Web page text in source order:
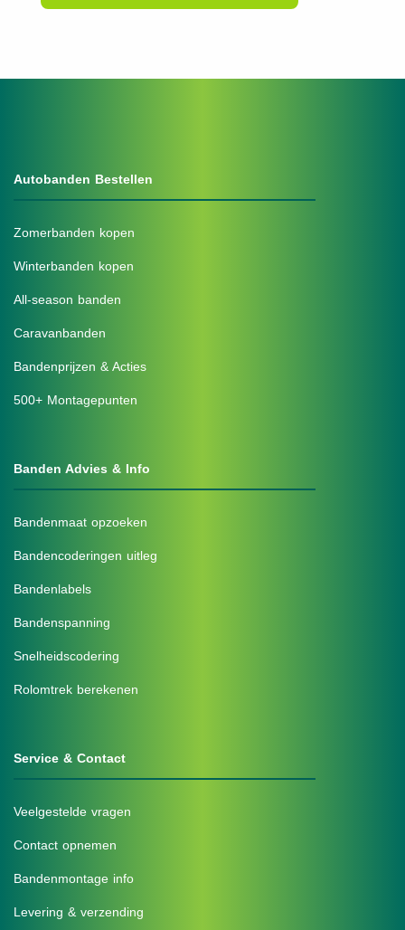
Autobanden Bestellen
Zomerbanden kopen
Winterbanden kopen
All-season banden
Caravanbanden
Bandenprijzen & Acties
500+ Montagepunten
Banden Advies & Info
Bandenmaat opzoeken
Bandencoderingen uitleg
Bandenlabels
Bandenspanning
Snelheidscodering
Rolomtrek berekenen
Service & Contact
Veelgestelde vragen
Contact opnemen
Bandenmontage info
Levering & verzending